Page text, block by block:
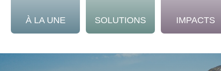
À LA UNE SOLUTIONS IMPACTS